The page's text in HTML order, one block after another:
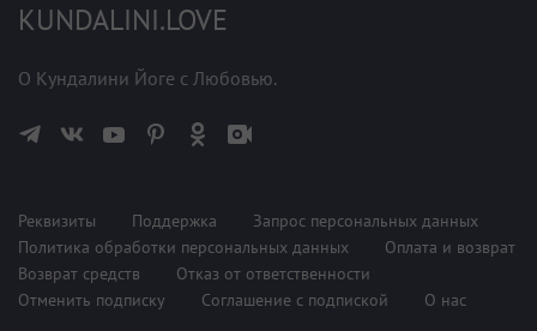
KUNDALINI.LOVE
О Кундалини Йоге с Любовью.
Реквизиты Поддержка
Запрос персональных данных
Политика обработки персональных данных
Оплата и возврат
Возврат средств
Отказ от ответственности
Отменить подписку
Соглашение с подпиской О нас